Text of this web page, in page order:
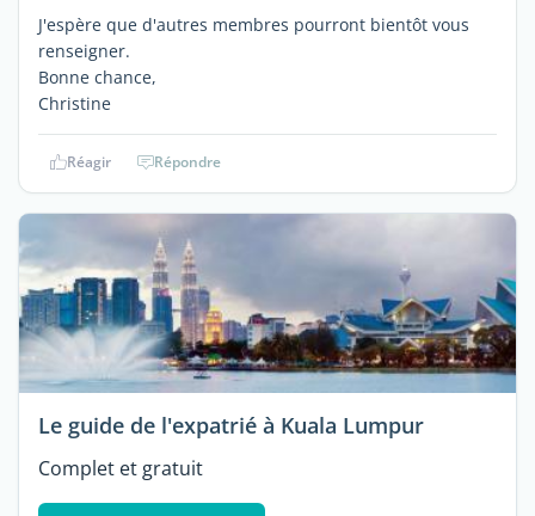
J'espère que d'autres membres pourront bientôt vous
renseigner.
Bonne chance,
Christine
Réagir Répondre
Le guide de l'expatrié à Kuala Lumpur
Complet et gratuit